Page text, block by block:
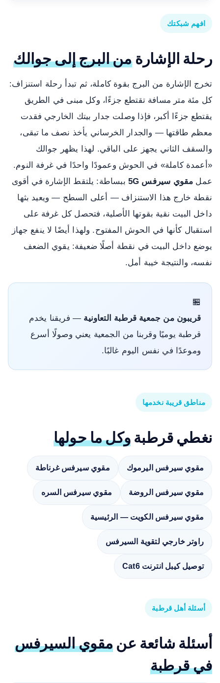
افهم شبكتك
رحلة الإشارةمن البرج إلى جوالك
تخرج الإشارة من البرج بقوة كاملة، ثم تبدأ رحلة استنزاف:
كل مئة متر مسافة تقتطع جزءًا، وكل مبنى في الطريق
يقتطع جزءًا أكبر، فإذا وصلت جدار بيتك الخارجي فقدت
معظم طاقتها — والجدار الخرساني يأخذ نصف ما تبقى،
والسقف الثاني يجهز على الباقي. لهذا يظهر جوالك
«أعمدة كاملة» في الحوش وعمودًا واحدًا في غرفة النوم.
عمل مقوي سيرفس 5G
ببساطة: يلتقط الإشارة في أقوى
نقطة خارج هذا الاستنزاف — أعلى السطح — ويعيد بثها
داخل البيت نقية بقوتها الأصلية، فتحصل كل غرفة على
استقبال كأنها في الحوش المفتوح. ولهذا أيضًا لا ينفع جهاز
يوضع داخل البيت في نقطة أصلًا ضعيفة: يقوي الضعف
نفسه، والنتيجة خيبة أمل.
🏪
قريبون من جمعية قرطبة التعاونية — فريقنا يخدم
قرطبة يوميًا وقربنا من الجمعية يعني وصولًا أسرع
وموعدًا في نفس اليوم غالبًا.
مناطق قريبة نخدمها
نغطي قرطبة وكل ما حولها
مقوي سيرفس اليرموك مقوي سيرفس غرناطة
مقوي سيرفس الروضة مقوي سيرفس السره
مقوي سيرفس الكويت — الرئيسية
راوتر خارجي لتقوية السيرفس
توصيل كيبل انترنت Cat6
أسئلة أهل قرطبة
أسئلة شائعة عن مقوي السيرفس
في قرطبة